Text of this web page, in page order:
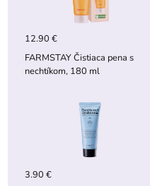
12.90 €
FARMSTAY Čistiaca pena s
nechtíkom, 180 ml
3.90 €